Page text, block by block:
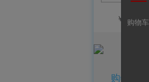
￥ /月
购物车
购物车